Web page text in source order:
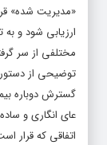
«مدیریت شده»
ارزیابی شود و
مختلفی از سر
توضیحی از
عای انگاری و
اتفاقی که قرار